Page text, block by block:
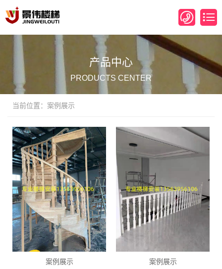
产品中心
PRODUCTS CENTER
当前位置：案例展示
案例展示 案例展示